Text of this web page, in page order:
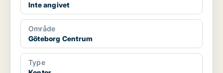
Inte angivet
Område
Göteborg Centrum
Type